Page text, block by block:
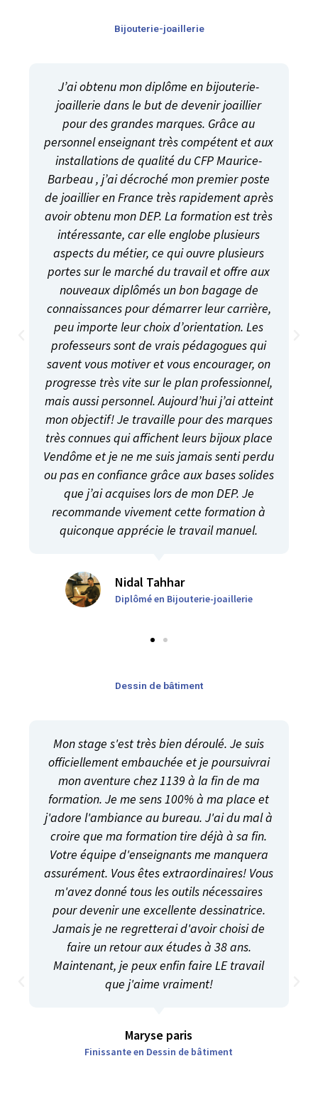
Bijouterie-joaillerie
J’ai obtenu mon diplôme en bijouterie-
joaillerie dans le but de devenir joaillier
pour des grandes marques. Grâce au
personnel enseignant très compétent et aux
installations de qualité du CFP Maurice-
Barbeau , j’ai décroché mon premier poste
de joaillier en France très rapidement après
avoir obtenu mon DEP. La formation est très
intéressante, car elle englobe plusieurs
aspects du métier, ce qui ouvre plusieurs
portes sur le marché du travail et offre aux
nouveaux diplômés un bon bagage de
connaissances pour démarrer leur carrière,
peu importe leur choix d’orientation. Les
professeurs sont de vrais pédagogues qui
savent vous motiver et vous encourager, on
progresse très vite sur le plan professionnel,
mais aussi personnel. Aujourd’hui j’ai atteint
mon objectif! Je travaille pour des marques
très connues qui affichent leurs bijoux place
Vendôme et je ne me suis jamais senti perdu
ou pas en confiance grâce aux bases solides
que j’ai acquises lors de mon DEP. Je
recommande vivement cette formation à
quiconque apprécie le travail manuel.
Nidal Tahhar​
Diplômé en Bijouterie-joaillerie
Dessin de bâtiment
Mon stage s'est très bien déroulé. Je suis
officiellement embauchée et je poursuivrai
mon aventure chez 1139 à la fin de ma
formation. Je me sens 100% à ma place et
j'adore l'ambiance au bureau. J'ai du mal à
croire que ma formation tire déjà à sa fin.
Votre équipe d'enseignants me manquera
assurément. Vous êtes extraordinaires! Vous
m'avez donné tous les outils nécessaires
pour devenir une excellente dessinatrice.
Jamais je ne regretterai d'avoir choisi de
faire un retour aux études à 38 ans.
Maintenant, je peux enfin faire LE travail
que j'aime vraiment!
Maryse paris
Finissante en Dessin de bâtiment